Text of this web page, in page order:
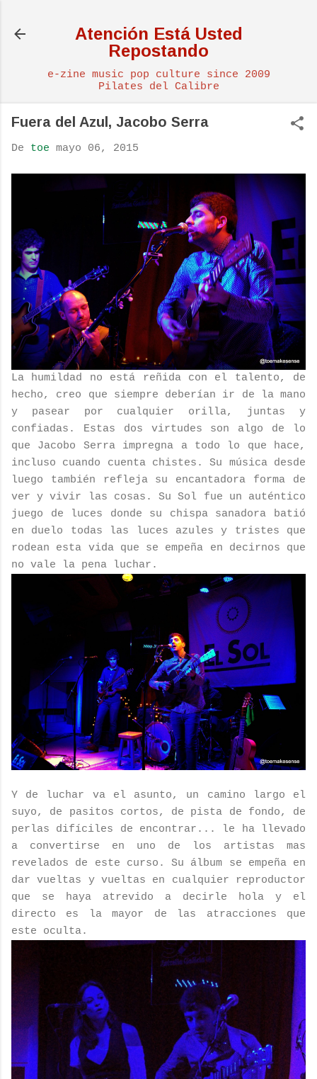
Atención Está Usted
Repostando
e-zine music pop culture since 2009
Pilates del Calibre
Fuera del Azul, Jacobo Serra
De toe mayo 06, 2015
La humildad no está reñida con el talento, de
hecho, creo que siempre deberían ir de la mano
y pasear por cualquier orilla, juntas y
confiadas. Estas dos virtudes son algo de lo
que Jacobo Serra impregna a todo lo que hace,
incluso cuando cuenta chistes. Su música desde
luego también refleja su encantadora forma de
ver y vivir las cosas. Su Sol fue un auténtico
juego de luces donde su chispa sanadora batió
en duelo todas las luces azules y tristes que
rodean esta vida que se empeña en decirnos que
no vale la pena luchar.
Y de luchar va el asunto, un camino largo el
suyo, de pasitos cortos, de pista de fondo, de
perlas difíciles de encontrar... le ha llevado
a convertirse en uno de los artistas mas
revelados de este curso. Su álbum se empeña en
dar vueltas y vueltas en cualquier reproductor
que se haya atrevido a decirle hola y el
directo es la mayor de las atracciones que
este oculta.